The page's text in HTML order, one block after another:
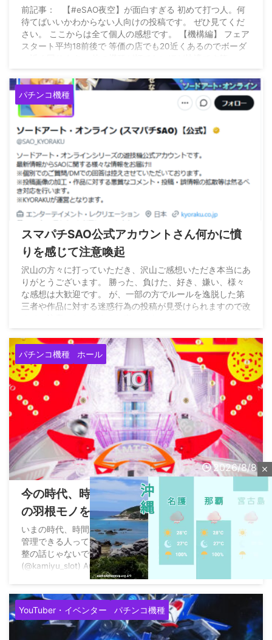
前記事： 【#eSAO夜空】が面白すぎる 初めて打つ人。何
待てばいいかわからない人向けの投稿です。 ぜひ見てくだ
さい。 ここからは全て個人の感想です。 【機構編】 フェア
スタート平均18前後で 等価の店でも20近くあるのでボーダ
パチンコ機種
スマパチSAO公式アカウントさん何かに憤
りを感じて注意喚起
沢山の方々に打っていただき、沢山ご感想いただき本当にあ
りがとうございます。 勝った、負けた、好き、嫌い、様々
な感想は大歓迎です。 が、一部の方でルールを逸脱した第
三者や作品に対する迷惑行為の投稿が見受けられますので改
ン (スマパチSAO)【公式】 (@SAO_KYORAKU) August 7,
2026
パチンコ機種 ホール
2026/8/8
今の時代、時間かけてまで羽根アタッカー
の羽根モノを調整管理できる人ってどれく
らいいるの？
いまの時代、時間かけてまで羽根アタッカーの羽根物を調整
管理できる人ってどれくらいいるんだろう、、、 あ、釘調
整の話じゃないです（定型文 — カミーユ･ビダン
(@kamiyu_slot) August 7, 2026
YouTuber・イベンター パチンコ機種
close
u